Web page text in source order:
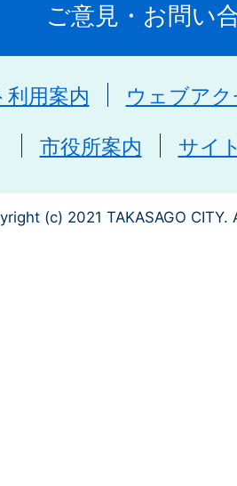
ご意見・お問い
利用案内 ウェブア
市役所案内 サイ
(c) 2021 TAKASAGO CITY.